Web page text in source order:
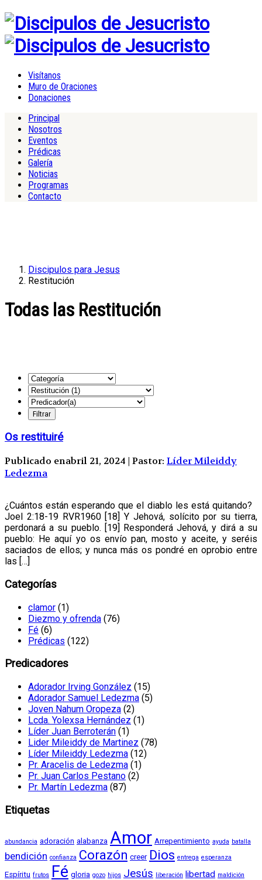
Visítanos
Muro de Oraciones
Donaciones
Principal
Nosotros
Eventos
Prédicas
Galería
Noticias
Programas
Contacto
Discipulos para Jesus
Restitución
Todas las Restitución
Os restituiré
Publicado enabril 21, 2024 | Pastor: Líder Mileiddy
Ledezma
¿Cuántos están esperando que el diablo les está quitando?
‭Joel 2:18-19 RVR1960‬ [18] Y Jehová, solícito por su tierra,
perdonará a su pueblo. [19] Responderá Jehová, y dirá a su
pueblo: He aquí yo os envío pan, mosto y aceite, y seréis
saciados de ellos; y nunca más os pondré en oprobio entre
las […]
Categorías
clamor (1)
Diezmo y ofrenda (76)
Fé (6)
Prédicas (122)
Predicadores
Adorador Irving González (15)
Adorador Samuel Ledezma (5)
Joven Nahum Oropeza (2)
Lcda. Yolexsa Hernández (1)
Líder Juan Berroterán (1)
Lider Mileiddy de Martinez (78)
Líder Mileiddy Ledezma (12)
Pr. Aracelis de Ledezma (1)
Pr. Juan Carlos Pestano (2)
Pr. Martín Ledezma (87)
Etiquetas
abundancia adoración alabanza Amor Arrepentimiento ayuda batalla
bendición confianza Corazón creer Dios entrega esperanza
Espíritu frutos Fé gloria gozo hijos Jesús liberación libertad maldición